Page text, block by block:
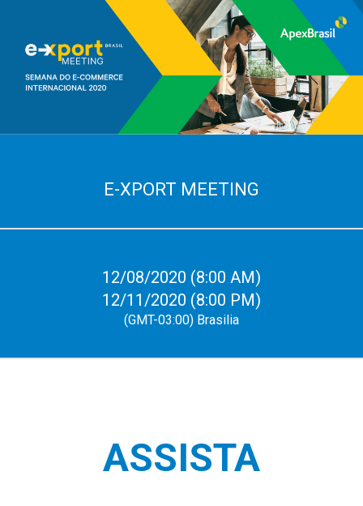
E-XPORT MEETING
12/08/2020 (8:00 AM)
12/11/2020 (8:00 PM)
(GMT-03:00) Brasilia
ASSISTA